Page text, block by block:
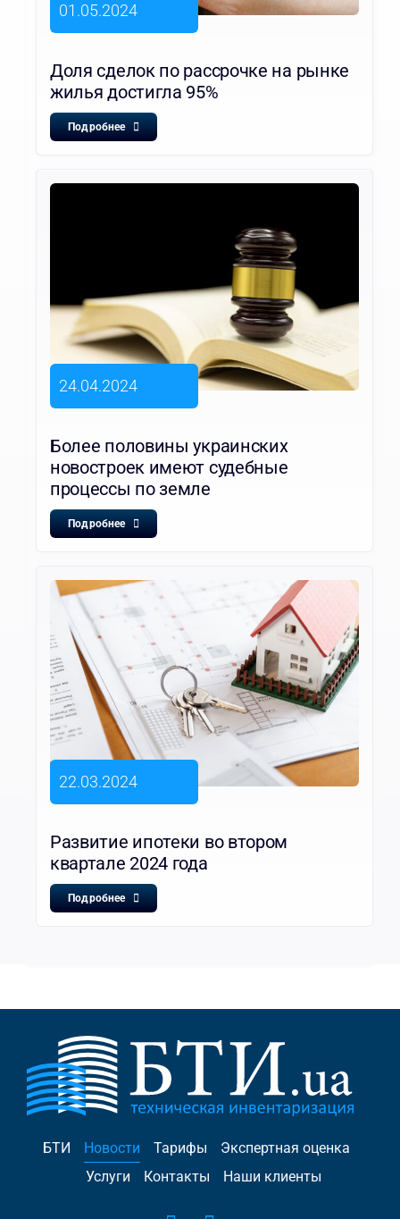
01.05.2024
Доля сделок по рассрочке на рынке
жилья достигла 95%
Подробнее
24.04.2024
Более половины украинских
новостроек имеют судебные
процессы по земле
Подробнее
22.03.2024
Развитие ипотеки во втором
квартале 2024 года
Подробнее
БТИ Новости Тарифы
Экспертная оценка
Услуги
Контакты Наши клиенты